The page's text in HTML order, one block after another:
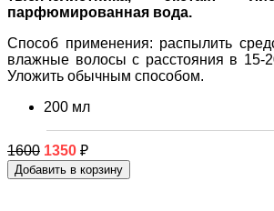
парфюмированная вода.
Способ применения: распылить
влажные волосы с расстояния в 15-
Уложить обычным способом.
200 мл
1600 1350 ₽